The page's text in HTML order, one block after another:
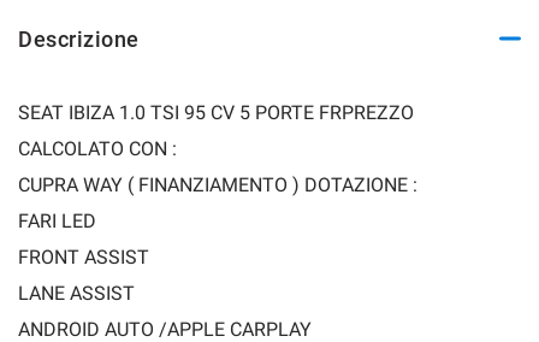
Descrizione
SEAT IBIZA 1.0 TSI 95 CV 5 PORTE FRPREZZO
CALCOLATO CON :
CUPRA WAY ( FINANZIAMENTO ) DOTAZIONE :
FARI LED
FRONT ASSIST
LANE ASSIST
ANDROID AUTO /APPLE CARPLAY